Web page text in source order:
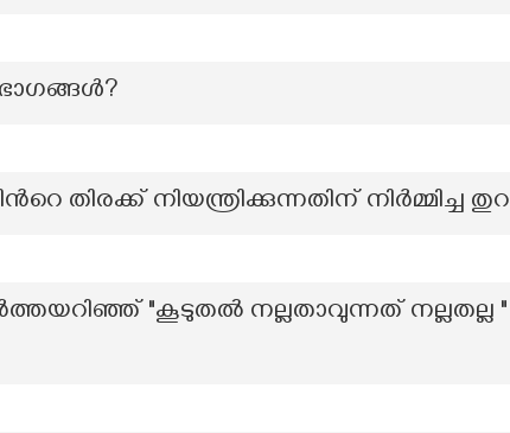
തിരക്ക് നിയന്ത്രിക്കുന്നതിന് നിർമ്മിച്ച
"കൂടുതൽ നല്ലതാവുന്നത്